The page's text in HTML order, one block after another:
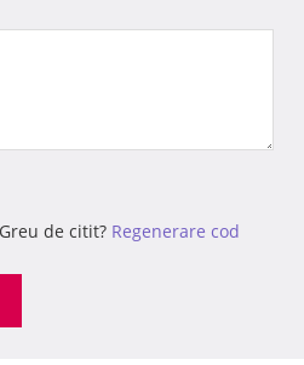
Greu de citit? Regenerare cod